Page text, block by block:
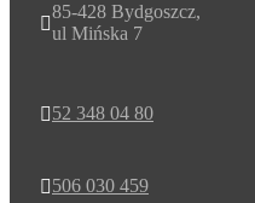

85-428 Bydgoszcz,
ul Mińska 7
52 348 04 80
506 030 459